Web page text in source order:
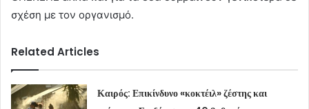
σχέση με τον οργανισμό.
Related Articles
Καιρός: Επικίνδυνο «κοκτέιλ» ζέστης και